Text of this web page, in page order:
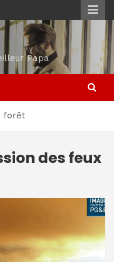
Papa
forêt
des feux